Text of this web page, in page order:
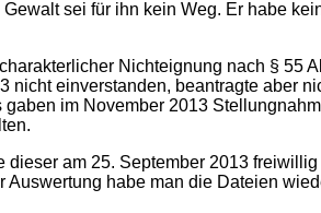
sei für ihn kein Weg. Er habe
Nichteignung nach § 55
nicht einverstanden, beantragte aber
im November 2013
am 25. September 2013
habe man die Dateien